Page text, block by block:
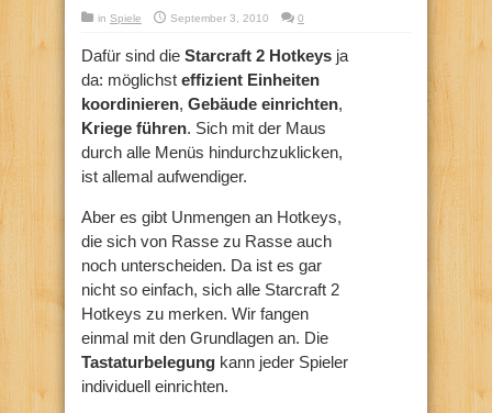
in Spiele September 3, 2010 0
Dafür sind die Starcraft 2 Hotkeys ja
da: möglichst effizient Einheiten
koordinieren, Gebäude einrichten,
Kriege führen. Sich mit der Maus
durch alle Menüs hindurchzuklicken,
ist allemal aufwendiger.
Aber es gibt Unmengen an Hotkeys,
die sich von Rasse zu Rasse auch
noch unterscheiden. Da ist es gar
nicht so einfach, sich alle Starcraft 2
Hotkeys zu merken. Wir fangen
einmal mit den Grundlagen an. Die
Tastaturbelegung kann jeder Spieler
individuell einrichten.